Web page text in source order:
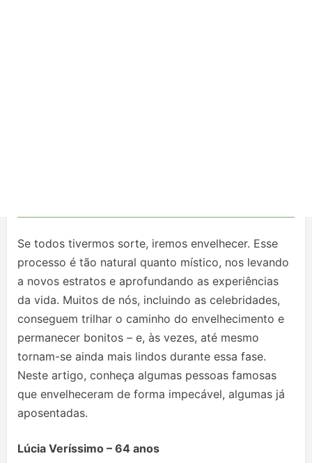
Se todos tivermos sorte, iremos envelhecer. Esse
processo é tão natural quanto místico, nos levando
a novos estratos e aprofundando as experiências
da vida. Muitos de nós, incluindo as celebridades,
conseguem trilhar o caminho do envelhecimento e
permanecer bonitos – e, às vezes, até mesmo
tornam-se ainda mais lindos durante essa fase.
Neste artigo, conheça algumas pessoas famosas
que envelheceram de forma impecável, algumas já
aposentadas.
Lúcia Veríssimo – 64 anos